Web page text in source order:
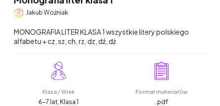
Jakub Woźniak
MONOGRAFIA LITER KLASA 1 wszystkie litery polskiego
alfabetu + cz, sz, ch, rz, dz, dź, dż
Klasa / Wiek
6-7 lat, Klasa 1
Format materiałów
.pdf